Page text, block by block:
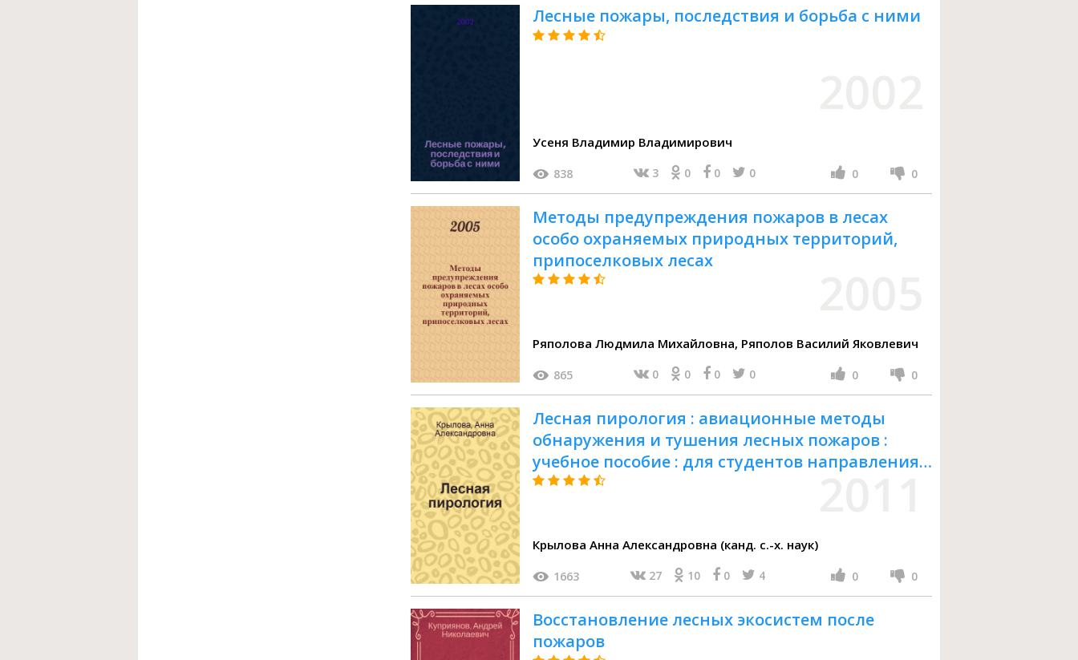
Лесные пожары, последствия и борьба с ними
Усеня Владимир Владимирович
838 3 0 0 0 0 0
Методы предупреждения пожаров в лесах
особо охраняемых природных территорий,
припоселковых лесах
Ряполова Людмила Михайловна, Ряполов Василий Яковлевич
865 0 0 0 0 0 0
Лесная пирология : авиационные методы
обнаружения и тушения лесных пожаров :
учебное пособие : для студентов направления
250100.62 "Лесное дело"
Крылова Анна Александровна (канд. с.-х. наук)
1663 27 10 0 4 0 0
Восстановление лесных экосистем после
пожаров